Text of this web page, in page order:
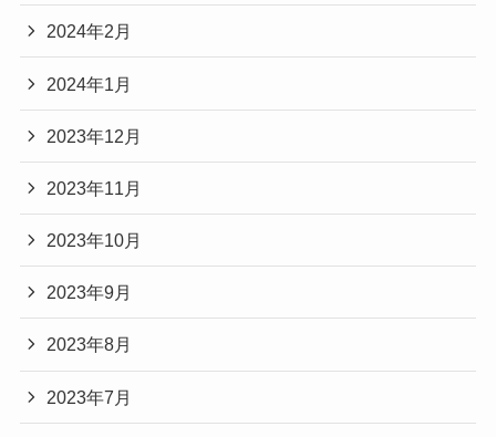
2024年2月
2024年1月
2023年12月
2023年11月
2023年10月
2023年9月
2023年8月
2023年7月